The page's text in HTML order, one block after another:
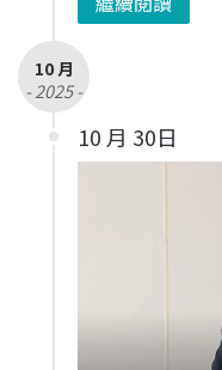
10 月
- 2025 -
10 月 30日